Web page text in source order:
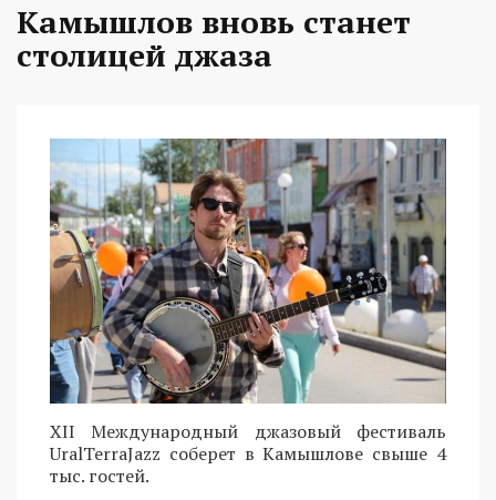
Камышлов вновь станет
столицей джаза
XII Международный джазовый фестиваль
UralTerraJazz соберет в Камышлове свыше 4
тыс. гостей.